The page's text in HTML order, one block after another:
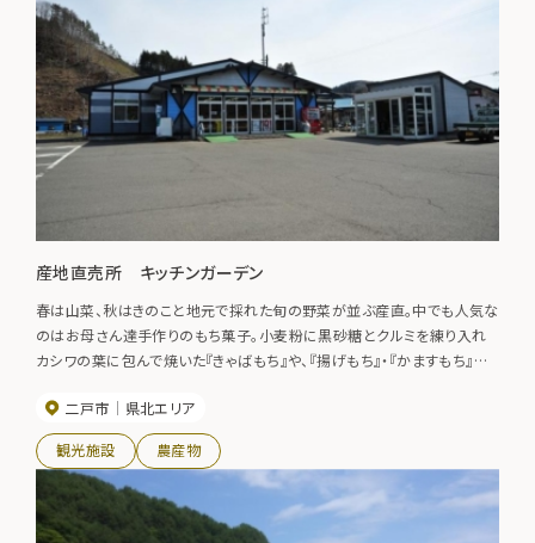
産地直売所 キッチンガーデン
春は山菜、秋はきのこと地元で採れた旬の野菜が並ぶ産直。中でも人気な
のはお母さん達手作りのもち菓子。小麦粉に黒砂糖とクルミを練り入れ
カシワの葉に包んで焼いた『きゃばもち』や、『揚げもち』・『かますもち』な
二戸市
県北エリア
観光施設 農産物